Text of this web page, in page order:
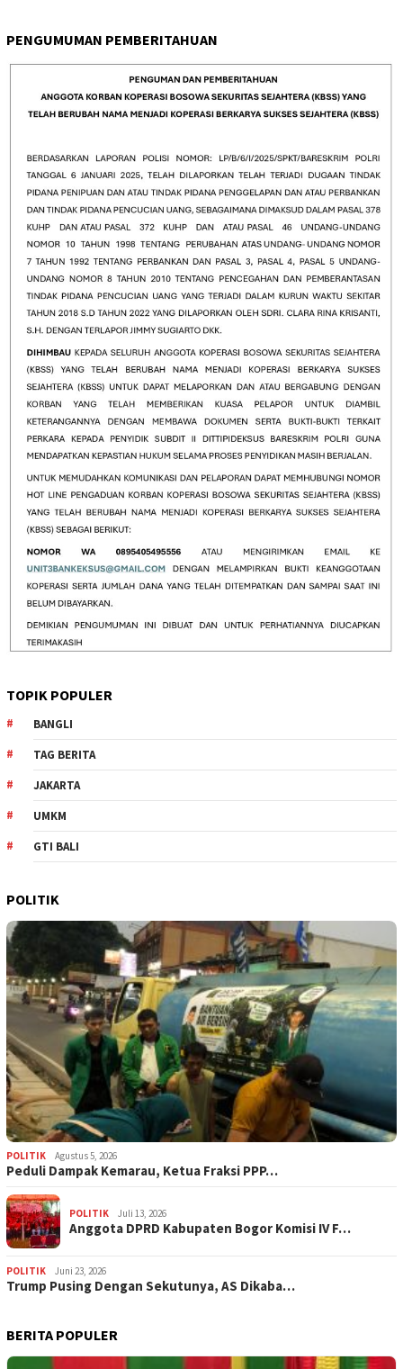
PENGUMUMAN PEMBERITAHUAN
TOPIK POPULER
BANGLI
TAG BERITA
JAKARTA
UMKM
GTI BALI
POLITIK
POLITIK Agustus 5, 2026
‎Peduli Dampak Kemarau, Ketua Fraksi PPP…
POLITIK Juli 13, 2026
Anggota DPRD Kabupaten Bogor Komisi IV F…
POLITIK Juni 23, 2026
Trump Pusing Dengan Sekutunya, AS Dikaba…
BERITA POPULER